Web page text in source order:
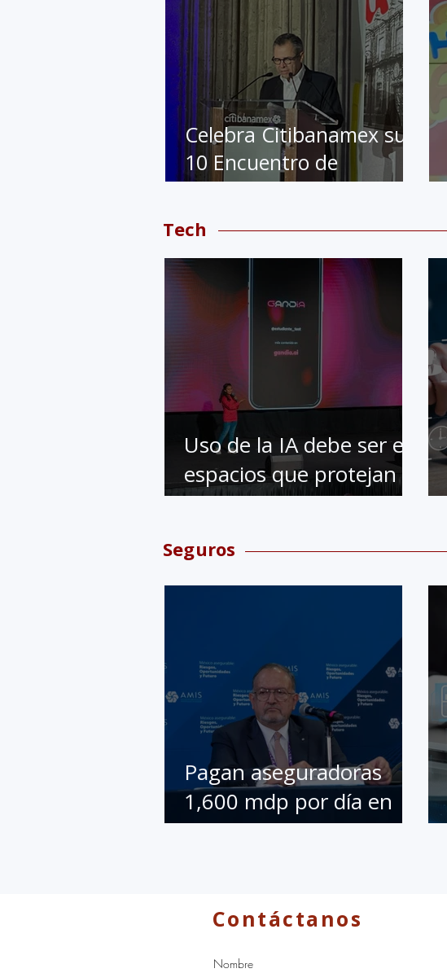
Celebra Citibanamex su
10 Encuentro de
Educación Financiera
Tech
Uso de la IA debe ser en
espacios que protejan la
seguridad de menores
Seguros
Pagan aseguradoras
1,600 mdp por día en
coberturas: AMIS
Contáctanos